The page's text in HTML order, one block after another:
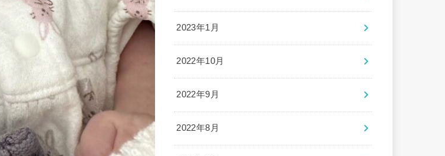
2023年1月
2022年10月
2022年9月
2022年8月